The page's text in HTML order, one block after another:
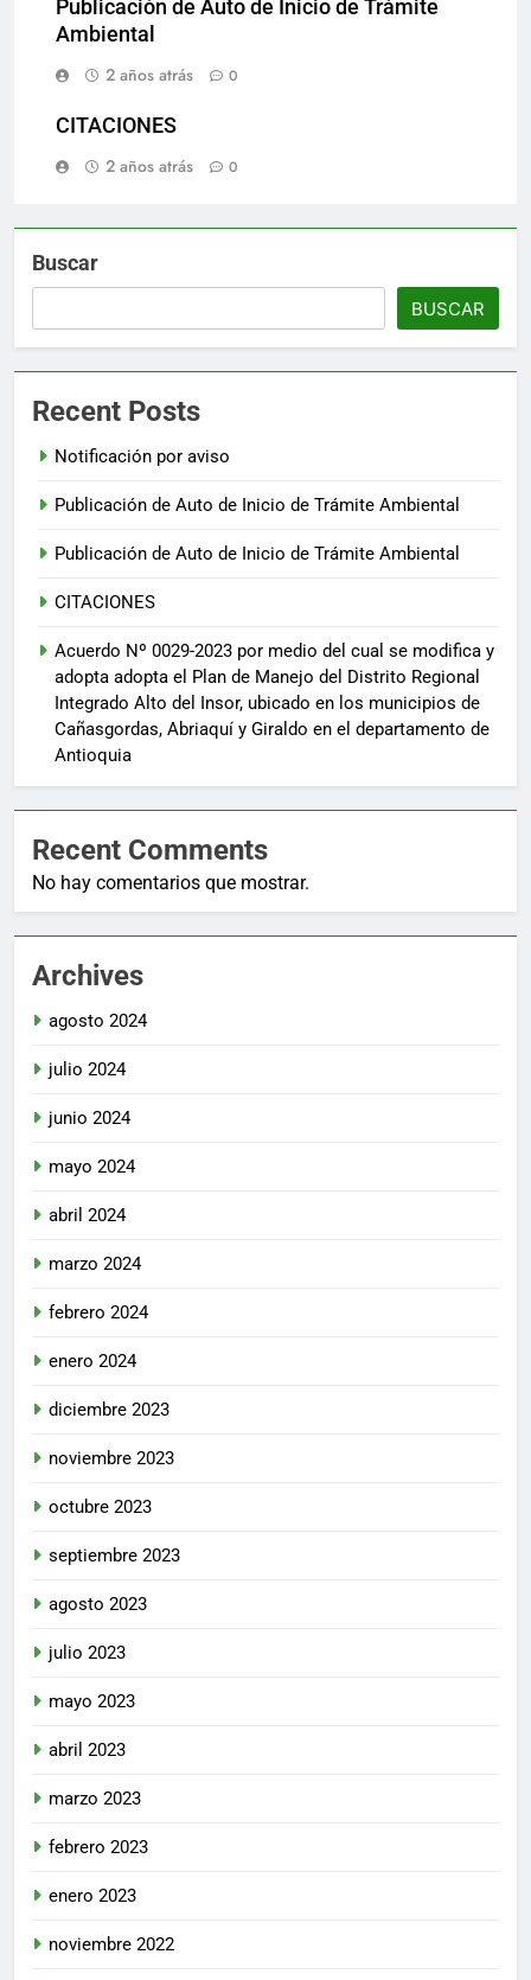
Publicación de Auto de Inicio de Trámite
Ambiental
2 años atrás
0
CITACIONES
2 años atrás
0
Buscar
BUSCAR
Recent Posts
Notificación por aviso
Publicación de Auto de Inicio de Trámite Ambiental
Publicación de Auto de Inicio de Trámite Ambiental
CITACIONES
Acuerdo Nº 0029-2023 por medio del cual se modifica y
adopta adopta el Plan de Manejo del Distrito Regional
Integrado Alto del Insor, ubicado en los municipios de
Cañasgordas, Abriaquí y Giraldo en el departamento de
Antioquia
Recent Comments
No hay comentarios que mostrar.
Archives
agosto 2024
julio 2024
junio 2024
mayo 2024
abril 2024
marzo 2024
febrero 2024
enero 2024
diciembre 2023
noviembre 2023
octubre 2023
septiembre 2023
agosto 2023
julio 2023
mayo 2023
abril 2023
marzo 2023
febrero 2023
enero 2023
noviembre 2022